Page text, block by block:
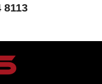
8113